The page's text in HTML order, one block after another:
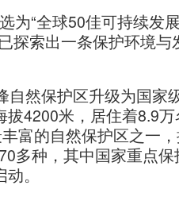
为“全球50佳可持续发
探索出一条保护环境
然保护区升级为国家
拔4200米，居住着8.9
富的自然保护区之一
多种，其中国家重点
。